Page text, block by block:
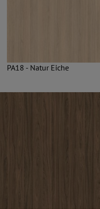
PA18 - Natur Eiche